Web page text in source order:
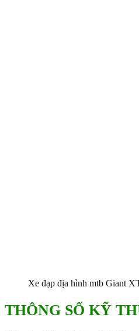
Xe đạp địa hình mtb Giant
THÔNG SỐ KỸ